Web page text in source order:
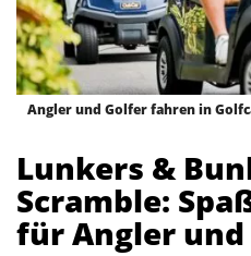
Angler und Golfer fahren in
Lunkers &
Scramble: S
für Angler